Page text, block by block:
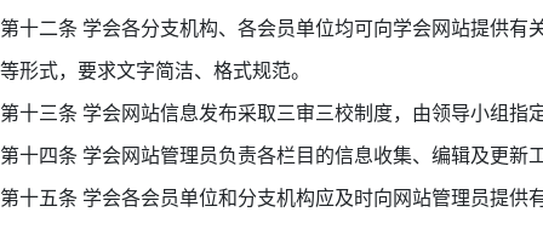
第十二条 学会各分支机构、各会员单位均可向学会网站提供
等形式，要求文字简洁、格式规范。
第十三条 学会网站信息发布采取三审三校制度，由领导小组指
第十四条 学会网站管理员负责各栏目的信息收集、编辑及更
第十五条 学会各会员单位和分支机构应及时向网站管理员提供